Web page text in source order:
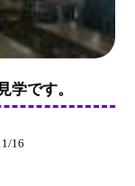
学です。
16